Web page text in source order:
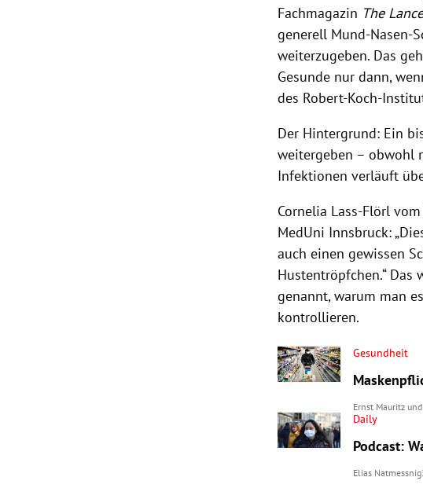
Fachmagazin The
generell Mund-Nasen-
weiterzugeben. Das
Gesunde nur dann,
des Robert-Koch-
Der Hintergrund: Ein
weitergeben – obwohl
Infektionen verläuft
Cornelia Lass-Flörl
MedUni Innsbruck:
auch einen gewissen
Hustentröpfchen.“ Das
genannt, warum man
kontrollieren.
Gesundheit
Ernst Mauritz und
Daily
Podcast:
Elias Natmessnig